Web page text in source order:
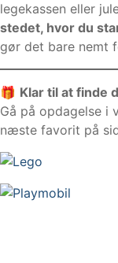
legekassen eller
stedet, hvor du
gør det bare nemt
🎁 Klar til at finde
Gå på opdagelse i
næste favorit på